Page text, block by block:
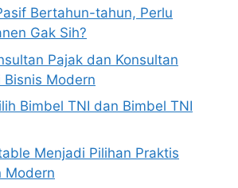
Bertahun-tahun, Perlu
Gak Sih?
Pajak dan Konsultan
Bisnis Modern
Bimbel TNI dan Bimbel TNI
Menjadi Pilihan Praktis
Modern